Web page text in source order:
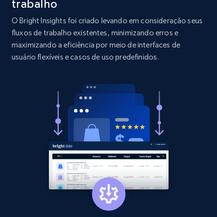
2.1K+ 375+ Comece agora
URL, Product id, Listing inventory id, Title, Rating,
Reviews count shop, Reviews count item, Initial
price, and more.
1.9K+ 323+ Comece agora
Etsy - Collect data on products using
specified keywords
URL, Product id, Listing inventory id, Title, Rating,
trabalho
O Bright Insights foi criado levando em consideração seus
fluxos de trabalho existentes, minimizando erros e
maximizando a eficiência por meio de interfaces de
usuário flexíveis e casos de uso predefinidos.